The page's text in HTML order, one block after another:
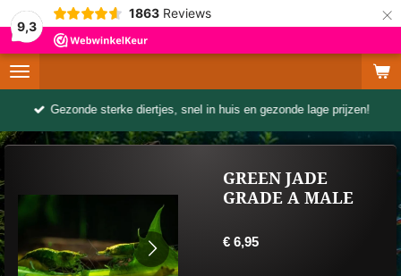
9,3
1863 Reviews ×
Gezonde sterke diertjes, snel in huis en gezonde lage prijzen!
GREEN JADE
GRADE A MALE
€ 6,95